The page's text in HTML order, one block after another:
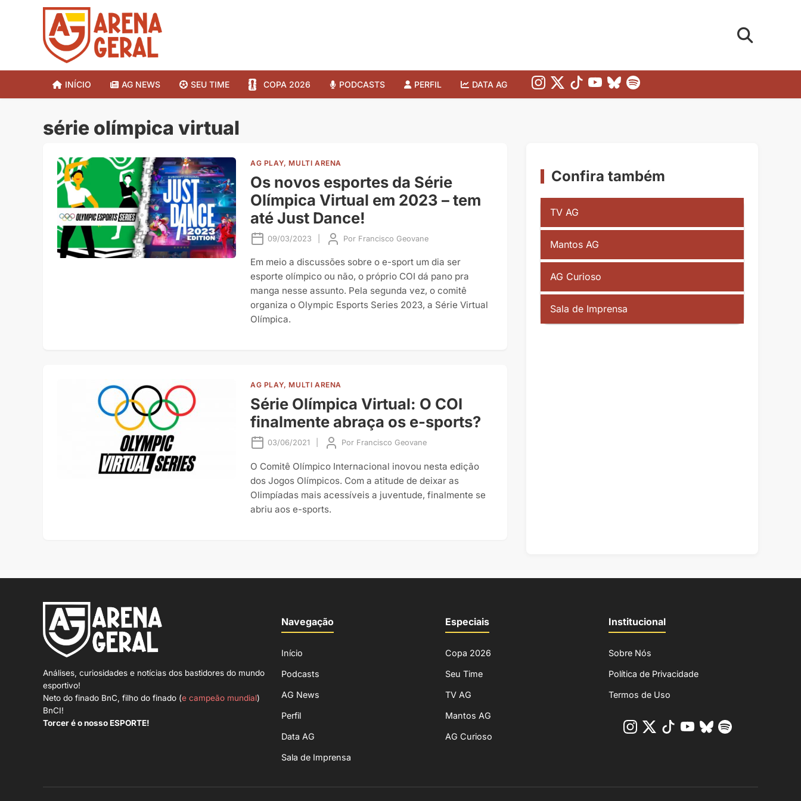
INÍCIO AG NEWS SEU TIME COPA 2026 PODCASTS PERFIL DATA AG
série olímpica virtual
AG PLAY, MULTI ARENA
Os novos esportes da Série
Olímpica Virtual em 2023 – tem
até Just Dance!
09/03/2023 Por Francisco Geovane
Em meio a discussões sobre o e-sport um dia ser
esporte olímpico ou não, o próprio COI dá pano pra
manga nesse assunto. Pela segunda vez, o comitê
organiza o Olympic Esports Series 2023, a Série Virtual
Olímpica.
AG PLAY, MULTI ARENA
Série Olímpica Virtual: O COI
finalmente abraça os e-sports?
03/06/2021 Por Francisco Geovane
O Comitê Olímpico Internacional inovou nesta edição
dos Jogos Olímpicos. Com a atitude de deixar as
Olimpíadas mais acessíveis a juventude, finalmente se
abriu aos e-sports.
Confira também
TV AG
Mantos AG
AG Curioso
Sala de Imprensa
Análises, curiosidades e notícias dos bastidores do mundo
esportivo!
Neto do finado BnC, filho do finado (e campeão mundial)
BnCI!
Torcer é o nosso ESPORTE!
Navegação
Início
Podcasts
AG News
Perfil
Data AG
Sala de Imprensa
Especiais
Copa 2026
Seu Time
TV AG
Mantos AG
AG Curioso
Institucional
Sobre Nós
Política de Privacidade
Termos de Uso